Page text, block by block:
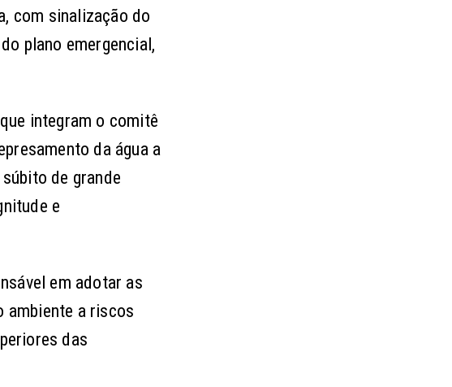
com sinalização do
plano emergencial,
integram o comitê
da água a
de grande
e
em adotar as
ambiente a riscos
das